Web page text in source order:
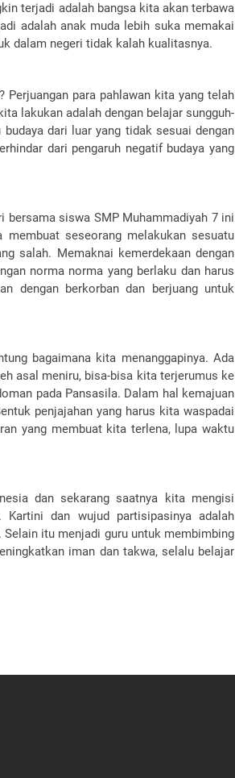
terjadi adalah bangsa kita akan terbawa
adalah anak muda lebih suka memakai
dalam negeri tidak kalah kualitasnya.
para pahlawan kita yang telah
lakukan adalah dengan belajar sungguh-
dari luar yang tidak sesuai dengan
dari pengaruh negatif budaya yang
bersama siswa SMP Muhammadiyah 7 ini
membuat seseorang melakukan sesuatu
salah. Memaknai kemerdekaan dengan
norma norma yang berlaku dan harus
dengan berkorban dan berjuang untuk
bagaimana kita menanggapinya. Ada
asal meniru, bisa-bisa kita terjerumus ke
pada Pansasila. Dalam hal kemajuan
penjajahan yang harus kita waspadai
yang membuat kita terlena, lupa waktu
dan sekarang saatnya kita mengisi
dan wujud partisipasinya adalah
Selain itu menjadi guru untuk membimbing
iman dan takwa, selalu belajar